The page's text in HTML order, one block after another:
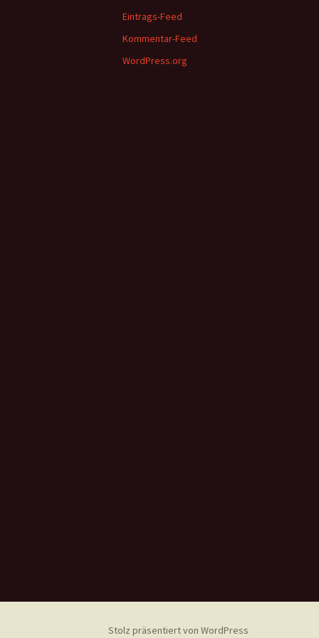
Eintrags-Feed
Kommentar-Feed
WordPress.org
Stolz präsentiert von WordPress